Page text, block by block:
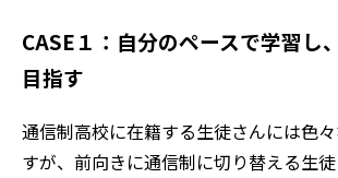
CASE１：自分のペースで学習し
目指す
通信制高校に在籍する生徒さんには色
すが、前向きに通信制に切り替える生